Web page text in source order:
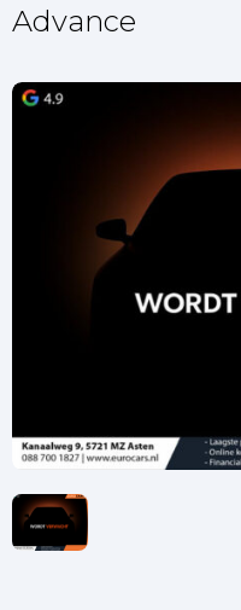
Advance